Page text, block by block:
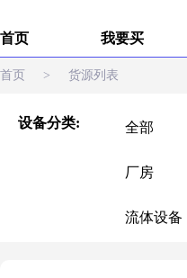
首页 我要买
首页 > 货源列表
设备分类: 全部
厂房
流体设备